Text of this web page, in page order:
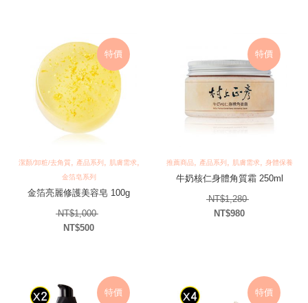
特價
潔顏/卸粧/去角質, 產品系列, 肌膚需求,
金箔皂系列
金箔亮麗修護美容皂 100g
NT$1,000原始價格：NT$1,000。
NT$500
特價
推薦商品, 產品系列, 肌膚需求, 身體保養
牛奶核仁身體角質霜 250ml
NT$1,280原始價格：
NT$980
特價 特價